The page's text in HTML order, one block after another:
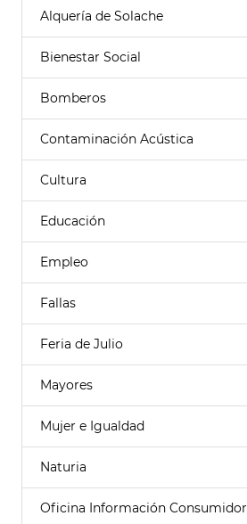
Alquería de Solache
Bienestar Social
Bomberos
Contaminación Acústica
Cultura
Educación
Empleo
Fallas
Feria de Julio
Mayores
Mujer e Igualdad
Naturia
Oficina Información Consumidor